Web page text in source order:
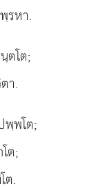
รหา.
ตโต;
า.
พฺพโต;
ต;
ต.